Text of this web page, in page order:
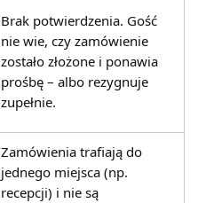
Brak potwierdzenia. Gość
nie wie, czy zamówienie
zostało złożone i ponawia
prośbę – albo rezygnuje
zupełnie.
Zamówienia trafiają do
jednego miejsca (np.
recepcji) i nie są